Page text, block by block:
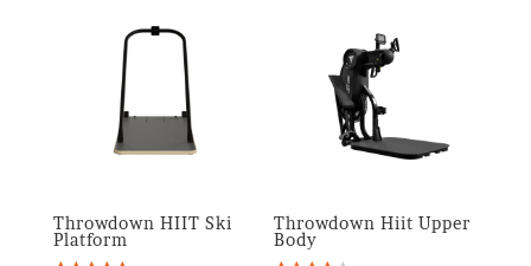
Throwdown HIIT Ski
Platform
Throwdown Hiit Upper
Body